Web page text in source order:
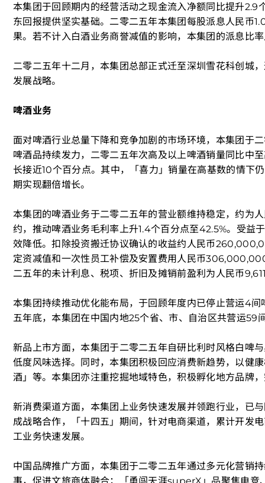
本集团于回顾期内的经营活动之现金流入净额同比提升
东回报提供坚实基础。二零二五年本集团每股派息人民币
果。若不计入白酒业务商誉减值的影响，本集团的派息比
二零二五年十二月，本集团总部正式迁至深圳雪花科创城
发展战略。
啤酒业务
面对啤酒行业总量下降和竞争加剧的市场环境，本集团于
啤酒品持续发力，二零二五年次高及以上啤酒销量同比中
长接近10个百分点。其中，「喜力」销量在高基数的情下
期实现翻倍增长。
本集团的啤酒业务于二零二五年的营业额维持稳定，约
约，推动啤酒业务毛利率上升1.4个百分点至42.5%。受益
效降低。扣除投资搬迁协议确认的收益约人民币
定资减值和一次性员工补偿及安置费用人民币
二五年的未计利息、税项、折旧及摊销前盈利为人民币
本集团持续推动优化能布局，于回顾年度内已停止营运4
五年底，本集团在中国内地25个省、市、自治区共营运59
新品上市方面，本集团于二零二五年自研比利时风格白啤
低度风味选择。同时，本集团积极回应消费新趋势，以健
酒」等。本集团亦注重挖掘地域特色，积极孵化地方品牌
新消费渠道方面，本集团上业务快速发展并领跑行业，已
成战略合作，「十四五」期间，针对电商渠道，累计开发
工业务快速发展。
中国品牌推广方面，本集团于二零二五年通过多元化营销